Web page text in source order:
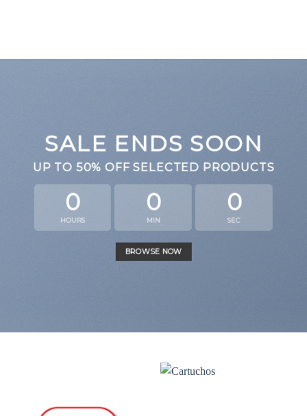
SALE ENDS SOON
UP TO 50% OFF SELECTED PRODUCTS
0
HOURS
0
MIN
0
SEC
BROWSE NOW